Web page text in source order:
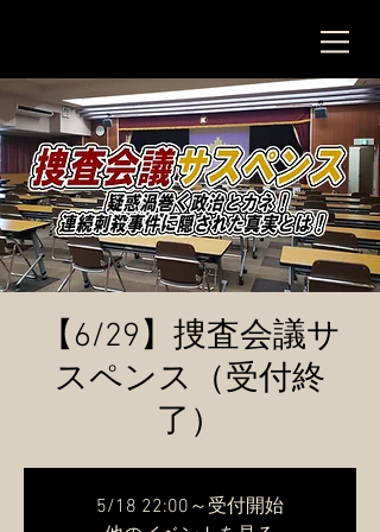
【6/29】捜査会議サ
スペンス（受付終
了）
5/18 22:00～受付開始